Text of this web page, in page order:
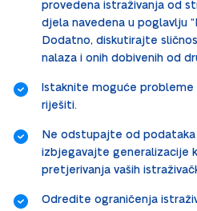
provedena istraživanja od
djela navedena u poglavlju
Dodatno, diskutirajte
nalaza i onih dobivenih od
Istaknite moguće
riješiti.
Ne odstupajte od
izbjegavajte generalizacije
pretjerivanja vaših
Odredite ograničenja